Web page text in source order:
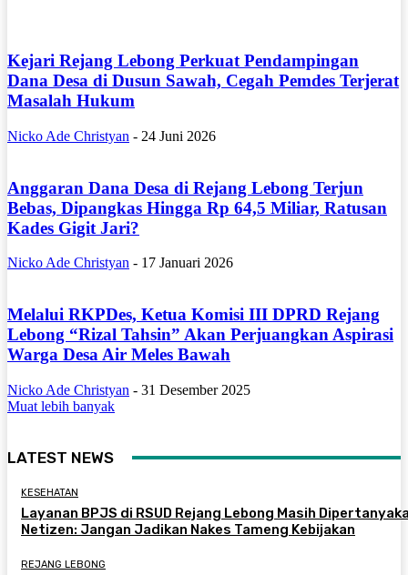
Kejari Rejang Lebong Perkuat Pendampingan
Dana Desa di Dusun Sawah, Cegah Pemdes Terjerat
Masalah Hukum
Nicko Ade Christyan - 24 Juni 2026
Anggaran Dana Desa di Rejang Lebong Terjun
Bebas, Dipangkas Hingga Rp 64,5 Miliar, Ratusan
Kades Gigit Jari?
Nicko Ade Christyan - 17 Januari 2026
Melalui RKPDes, Ketua Komisi III DPRD Rejang
Lebong “Rizal Tahsin” Akan Perjuangkan Aspirasi
Warga Desa Air Meles Bawah
Nicko Ade Christyan - 31 Desember 2025
Muat lebih banyak
LATEST NEWS
KESEHATAN
Layanan BPJS di RSUD Rejang Lebong Masih
Netizen: Jangan Jadikan Nakes Tameng Kebijakan
REJANG LEBONG